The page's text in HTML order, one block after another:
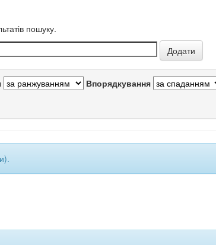
пошуку.
Впорядкування